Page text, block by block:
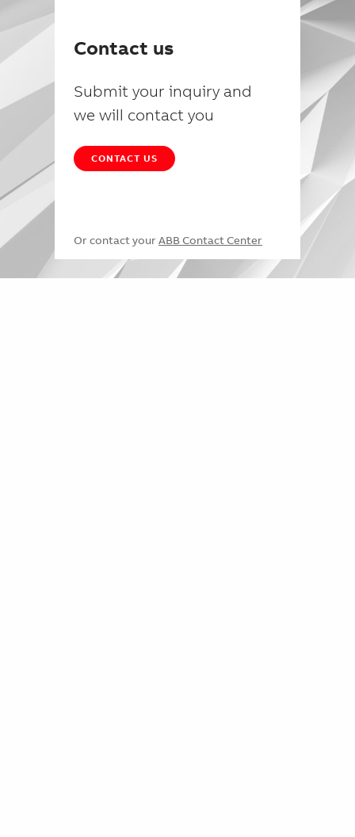
Contact us
Submit your inquiry and
we will contact you
CONTACT US
Or contact your ABB Contact Center